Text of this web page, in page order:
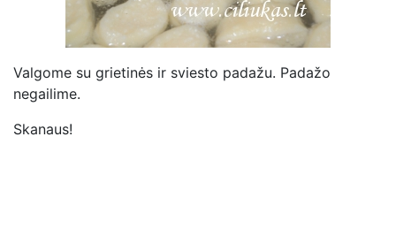
Valgome su grietinės ir sviesto padažu. Padažo
negailime.
Skanaus!